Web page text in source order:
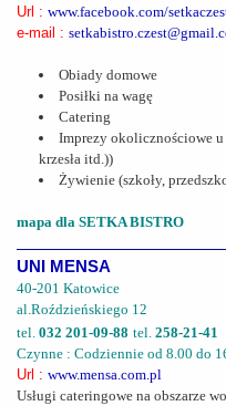
Url : www.facebook.com/
e-mail :
Obiady domowe
Posiłki na wagę
Catering
Imprezy okolicznościowe u
krzesła itd.))
Żywienie (szkoły,
mapa dla SETKA BISTRO
UNI MENSA
40-201 Katowice
al.Roździeńskiego 12
tel. 032 201-09-88 tel. 258-21-41
Czynne : Codziennie od 8.00 do
Url : www.mensa.com.pl
Usługi cateringowe na obszarze